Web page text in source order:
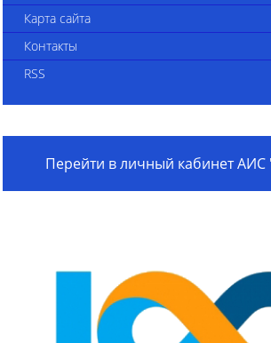
Карта сайта
Контакты
RSS
Перейти в личный кабинет АИС